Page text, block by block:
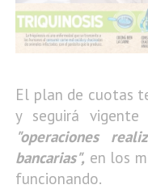
El plan de cuotas
y seguirá
"operaciones
bancarias", en los
funcionando.